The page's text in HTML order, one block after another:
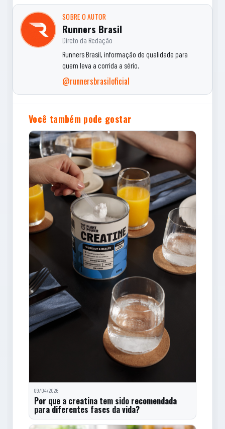
SOBRE O AUTOR
Runners Brasil
Direto da Redação
Runners Brasil, informação de qualidade para
quem leva a corrida a sério.
@runnersbrasiloficial
Você também pode gostar
09/04/2026
Por que a creatina tem sido recomendada
para diferentes fases da vida?